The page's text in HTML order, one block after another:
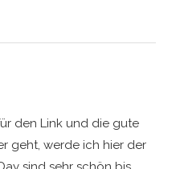
den Link und die gute
geht, werde ich hier der